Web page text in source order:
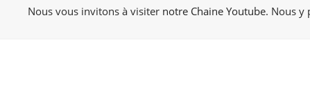
Nous vous invitons à visiter notre Chaine Youtube. Nous y